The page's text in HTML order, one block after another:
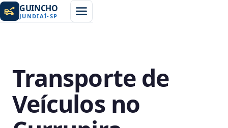
GUINCHO
JUNDIAÍ-SP
Transporte de
Veículos no